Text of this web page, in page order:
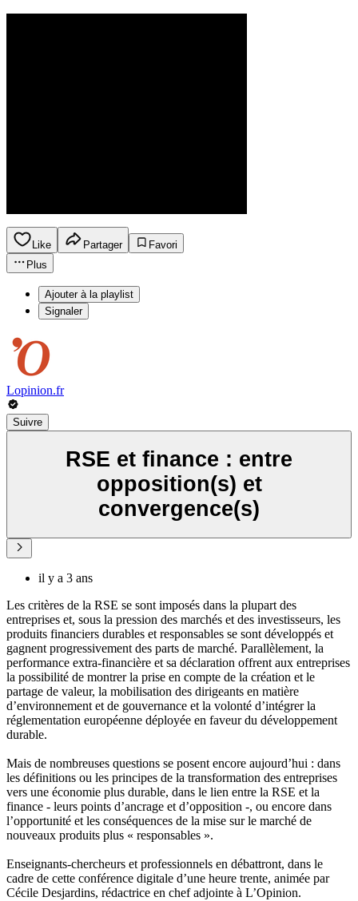
Like Partager
Favori
Plus
Ajouter à la playlist
Signaler
Lopinion.fr
Suivre
RSE et finance : entre
opposition(s) et
convergence(s)
il y a 3 ans
Les critères de la RSE se sont imposés dans la plupart des
entreprises et, sous la pression des marchés et des investisseurs, les
produits financiers durables et responsables se sont développés et
gagnent progressivement des parts de marché. Parallèlement, la
performance extra-financière et sa déclaration offrent aux entreprises
la possibilité de montrer la prise en compte de la création et le
partage de valeur, la mobilisation des dirigeants en matière
d’environnement et de gouvernance et la volonté d’intégrer la
réglementation européenne déployée en faveur du développement
durable.
Mais de nombreuses questions se posent encore aujourd’hui : dans
les définitions ou les principes de la transformation des entreprises
vers une économie plus durable, dans le lien entre la RSE et la
finance - leurs points d’ancrage et d’opposition -, ou encore dans
l’opportunité et les conséquences de la mise sur le marché de
nouveaux produits plus « responsables ».
Enseignants-chercheurs et professionnels en débattront, dans le
cadre de cette conférence digitale d’une heure trente, animée par
Cécile Desjardins, rédactrice en chef adjointe à L’Opinion.